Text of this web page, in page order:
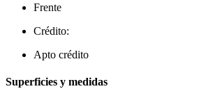
Frente
Crédito:
Apto crédito
Superficies y medidas